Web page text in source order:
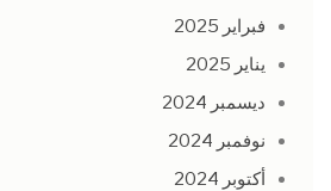
فبراير 2025
يناير 2025
ديسمبر 2024
نوفمبر 2024
أكتوبر 2024